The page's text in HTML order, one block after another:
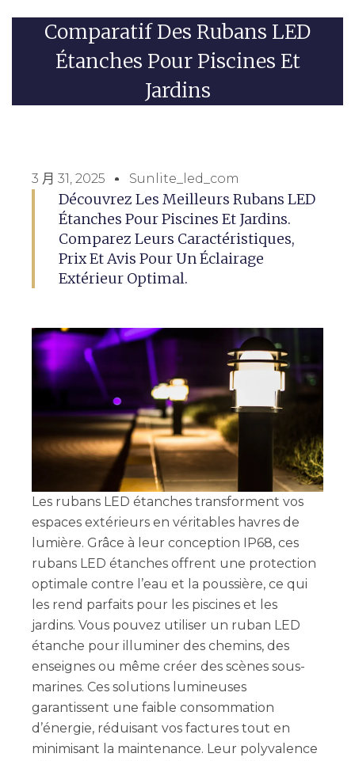
Comparatif Des Rubans LED
Étanches Pour Piscines Et
Jardins
3 月 31, 2025 Sunlite_led_com
Découvrez Les Meilleurs Rubans LED
Étanches Pour Piscines Et Jardins.
Comparez Leurs Caractéristiques,
Prix Et Avis Pour Un Éclairage
Extérieur Optimal.
Les rubans LED étanches transforment vos
espaces extérieurs en véritables havres de
lumière. Grâce à leur conception IP68, ces
rubans LED étanches offrent une protection
optimale contre l’eau et la poussière, ce qui
les rend parfaits pour les piscines et les
jardins. Vous pouvez utiliser un ruban LED
étanche pour illuminer des chemins, des
enseignes ou même créer des scènes sous-
marines. Ces solutions lumineuses
garantissent une faible consommation
d’énergie, réduisant vos factures tout en
minimisant la maintenance. Leur polyvalence